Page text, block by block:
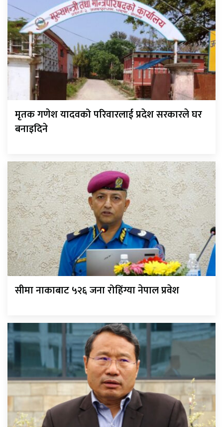
मृतक गणेश यादवको परिवारलाई प्रदेश सरकारले घर
बनाइदिने
सीमा नाकाबाट ५२६ जना रोहिंग्या नेपाल प्रवेश